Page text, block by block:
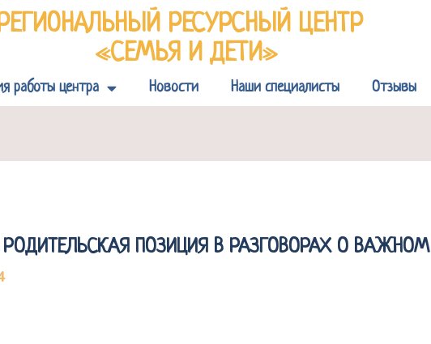
РЕСУРСНЫЙ ЦЕНТР
«СЕМЬЯ И ДЕТИ»
работы центра Новости Наши специалисты Отзывы
ПОЗИЦИЯ В РАЗГОВОРАХ О ВАЖНОМ